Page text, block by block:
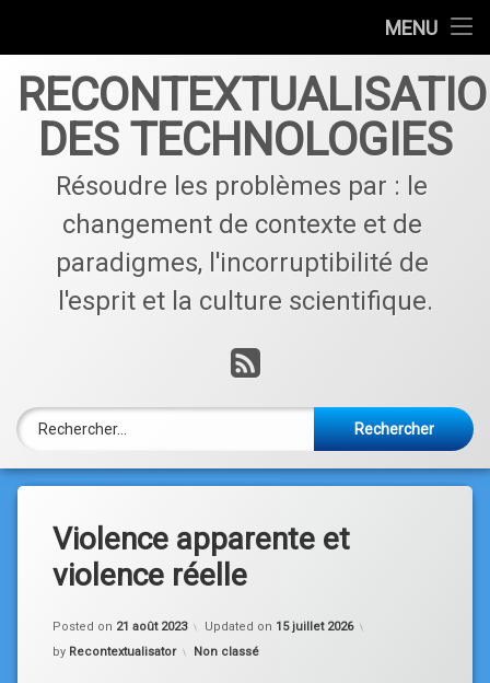
MENU
Qui sommes nous ?
Contactez nous !
Articles par catégories
content
DES TECHNOLOGIES
Résoudre les problèmes par : le
changement de contexte et de
paradigmes, l'incorruptibilité de
l'esprit et la culture scientifique.
RSS
Rechercher :
Violence apparente et
violence réelle
Posted on 21 août 2023 Updated on 15 juillet 2026
by Recontextualisator Categories:
Non classé